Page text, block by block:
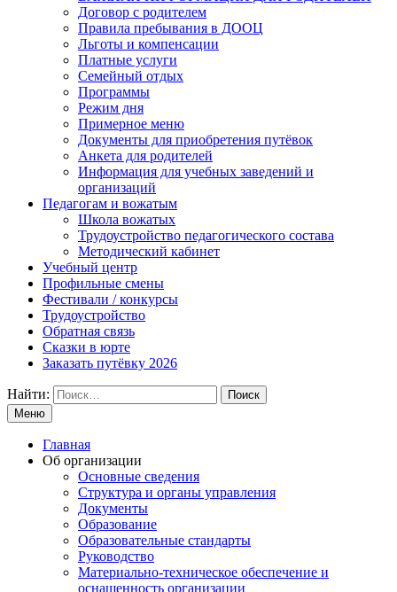
Договор с родителем
Правила пребывания в ДООЦ
Льготы и компенсации
Платные услуги
Семейный отдых
Программы
Режим дня
Примерное меню
Документы для приобретения путёвок
Анкета для родителей
Информация для учебных заведений и
организаций
Педагогам и вожатым
Школа вожатых
Трудоустройство педагогического состава
Методический кабинет
Учебный центр
Профильные смены
Фестивали / конкурсы
Трудоустройство
Обратная связь
Сказки в юрте
Заказать путёвку 2026
Найти:
Меню
Главная
Об организации
Основные сведения
Структура и органы управления
Документы
Образование
Образовательные стандарты
Руководство
Материально-техническое обеспечение и
оснащенность организации